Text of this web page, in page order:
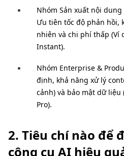
Nhóm Sản xuất nội
Ưu tiên tốc độ phản hồi,
nhiên và chi phí thấp (Ví
Instant).
Nhóm Enterprise &
định, khả năng xử lý
cảnh) và bảo mật dữ liệu
Pro).
2. Tiêu chí nào để
công cụ AI hiệu